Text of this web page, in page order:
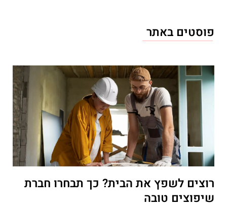
פוסטים באתר
רוצים לשפץ את הבית? כך תבחרו חברת
שיפוצים טובה